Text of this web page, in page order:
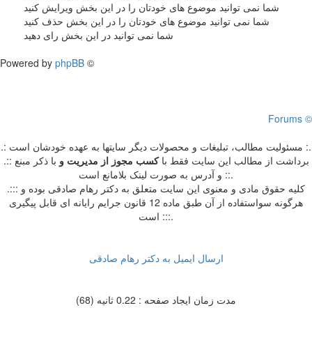
شما نمی توانید موضوع های خودتان را در این بخش ویرایش کنید
شما نمی توانید موضوع های خودتان را در این بخش حذف کنید
شما نمی توانید در این بخش رای دهید
Powered by phpBB ©
Forums ©
.: مسئوليت مطالب، تبليغات و محصولات ديگر سايتها به عهده خودشان است :.
.:: برداشت از مطالب اين سايت فقط باکسب مجوز از مدیریت و با ذکر مبنع
و آدرس به صورت لینک بلامانع است ::.
.::: کلیه حقوق مادی و معنوی این سایت متعلق به دکتر رهام صادقی بوده و
هرگونه سواستفاده از آن طبق ماده 12 قانون جرایم رایانه ای قابل پیگیری
است :::.
ارسال ایمیل به دکتر رهام صادقی
مدت زمان ایجاد صفحه : 0.22 ثانیه (68)